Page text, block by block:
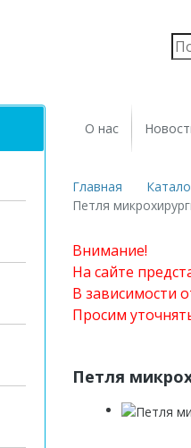
О нас
Главная
Петля
Внимание!
На сайте
В зависимости
Просим
Петля